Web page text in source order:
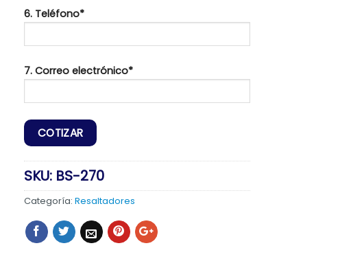
6. Teléfono*
7. Correo electrónico*
SKU: BS-270
Categoría: Resaltadores